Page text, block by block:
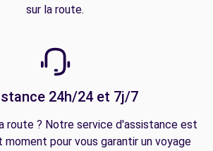
sur la route.
24h/24 et 7j/7
route ? Notre service d'assistance est
pour vous garantir un voyage